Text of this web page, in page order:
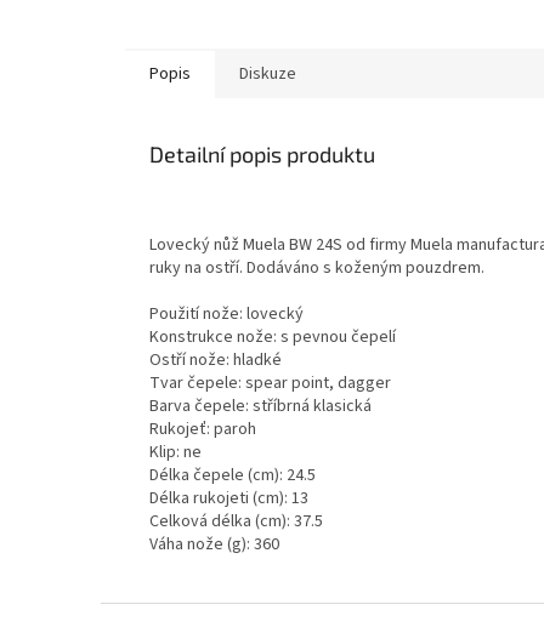
Popis Diskuze
Detailní popis produktu
Lovecký nůž Muela BW 24S od firmy Muela
ruky na ostří. Dodáváno s koženým pouzdrem.
Použití nože: lovecký
Konstrukce nože: s pevnou čepelí
Ostří nože: hladké
Tvar čepele: spear point, dagger
Barva čepele: stříbrná klasická
Rukojeť: paroh
Klip: ne
Délka čepele (cm): 24.5
Délka rukojeti (cm): 13
Celková délka (cm): 37.5
Váha nože (g): 360